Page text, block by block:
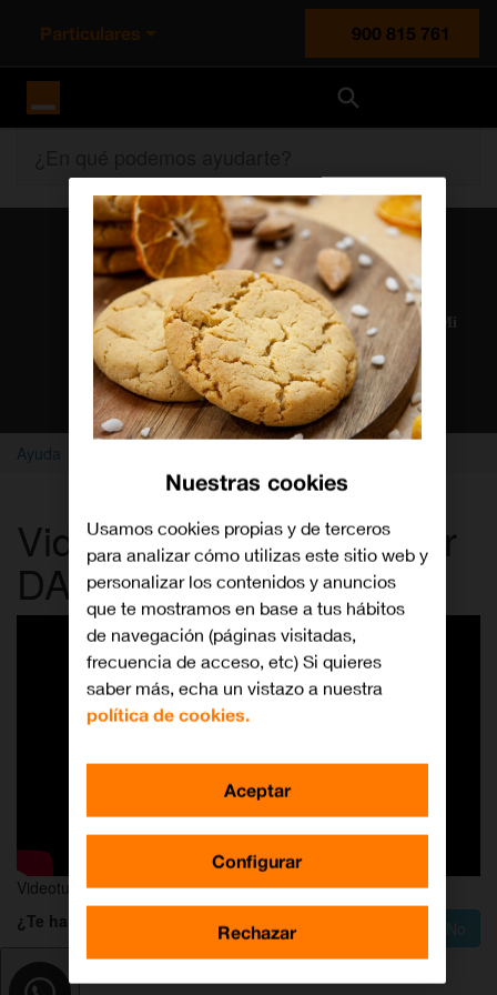
Particulares
900 815 761
Atención al cliente
Nuestros agentes solucionan cualquier duda en el chat Mi
Orange
Chatear con un agente
Ayuda
Videotutorial para activar
DAZN
Videotutorial para activar DAZN
¿Te ha servido de ayuda?
No
Nuestras cookies
Usamos cookies propias y de terceros
para analizar cómo utilizas este sitio web y
personalizar los contenidos y anuncios
que te mostramos en base a tus hábitos
de navegación (páginas visitadas,
frecuencia de acceso, etc) Si quieres
saber más, echa un vistazo a nuestra
política de cookies.
Configurar
Rechazar
Aceptar